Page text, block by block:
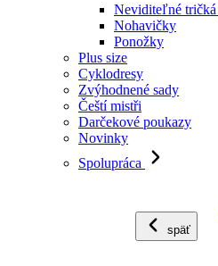
Neviditeľné
Nohavičky
Ponožky
Plus size
Cyklodresy
Zvýhodnené sady
Čeští mistři
Darčekové poukazy
Novinky
Spolupráca
späť